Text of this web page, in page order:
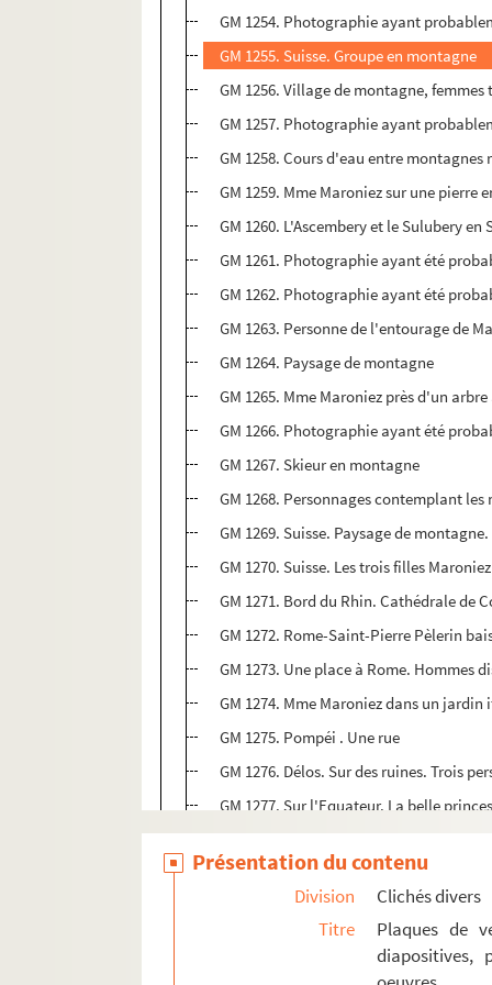
GM 1254. Photographie ayant
GM 1255. Suisse. Groupe en montagne
GM 1256. Village de montagne,
GM 1257. Photographie ayant
GM 1258. Cours d'eau entre montagnes
GM 1259. Mme Maroniez sur une
GM 1260. L'Ascembery et le Sulubery
GM 1261. Photographie ayant été
GM 1262. Photographie ayant été
GM 1263. Personne de l'entourage de
GM 1264. Paysage de montagne
GM 1265. Mme Maroniez près d'un
GM 1266. Photographie ayant été
GM 1267. Skieur en montagne
GM 1268. Personnages contemplant
GM 1269. Suisse. Paysage de
GM 1270. Suisse. Les trois filles
GM 1271. Bord du Rhin. Cathédrale de
GM 1272. Rome-Saint-Pierre Pèlerin
GM 1273. Une place à Rome. Hommes
GM 1274. Mme Maroniez dans un
GM 1275. Pompéi . Une rue
GM 1276. Délos. Sur des ruines. Trois
GM 1277. Sur l'Equateur. La belle
GM 1278. Port et village d'Italie ou du
GM 1279. Nice. Sur la promenade des
GM 1280. Groupe de touristes dont
GM 1281. Famille. Groupe dont
GM 1282. Famille. Groupe dont une des
Présentation du contenu
Division
Clichés divers
Titre
Plaques de
diapositives,